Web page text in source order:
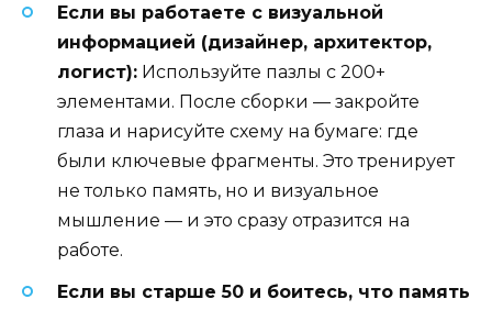
Если вы работаете с визуальной
информацией (дизайнер, архитектор,
логист): Используйте пазлы с 200+
элементами. После сборки — закройте
глаза и нарисуйте схему на бумаге: где
были ключевые фрагменты. Это тренирует
не только память, но и визуальное
мышление — и это сразу отразится на
работе.
Если вы старше 50 и боитесь, что память